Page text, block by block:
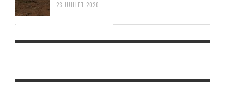
23 JUILLET 2020